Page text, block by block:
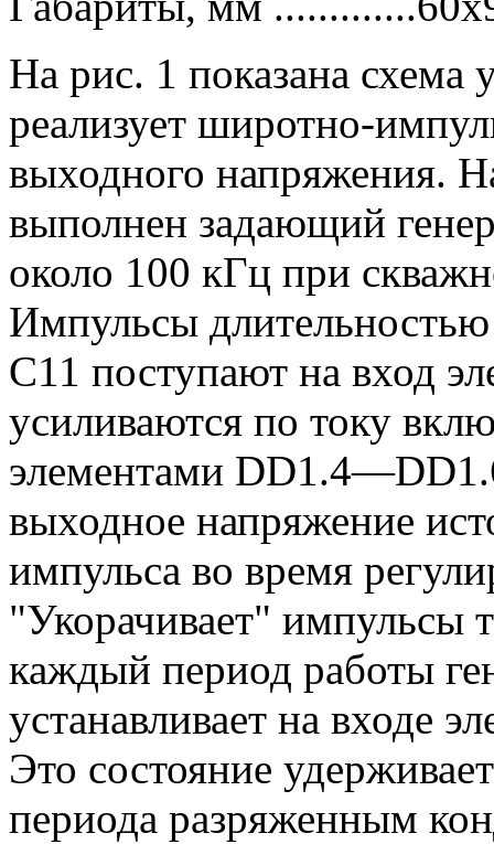
На рис. 1 показана схема
реализует широтно-
выходного напряжения.
выполнен задающий
около 100 кГц при
Импульсы длительностью
С11 поступают на вход
усиливаются по току
элементами
выходное напряжение
импульса во время
"Укорачивает" импульсы
каждый период работы
устанавливает на входе
Это состояние
периода разряженным